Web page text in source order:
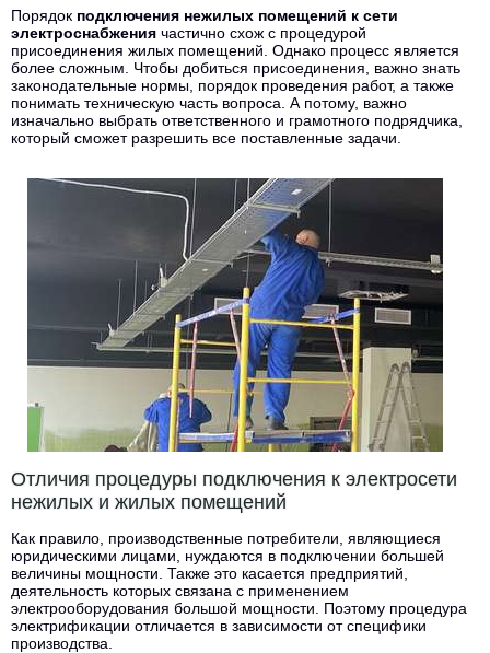
Порядок подключения нежилых помещений к сети
электроснабжения частично схож с процедурой
присоединения жилых помещений. Однако процесс является
более сложным. Чтобы добиться присоединения, важно знать
законодательные нормы, порядок проведения работ, а также
понимать техническую часть вопроса. А потому, важно
изначально выбрать ответственного и грамотного подрядчика,
который сможет разрешить все поставленные задачи.
Отличия процедуры подключения к электросети
нежилых и жилых помещений
Как правило, производственные потребители, являющиеся
юридическими лицами, нуждаются в подключении большей
величины мощности. Также это касается предприятий,
деятельность которых связана с применением
электрооборудования большой мощности. Поэтому процедура
электрификации отличается в зависимости от специфики
производства.